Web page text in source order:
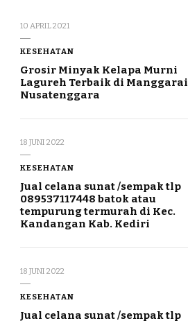
10 APRIL 2021
KESEHATAN
Grosir Minyak Kelapa Murni
Lagureh Terbaik di Manggarai
Nusatenggara
18 JUNI 2022
KESEHATAN
Jual celana sunat /sempak tlp
089537117448 batok atau
tempurung termurah di Kec.
Kandangan Kab. Kediri
18 JUNI 2022
KESEHATAN
Jual celana sunat /sempak tlp